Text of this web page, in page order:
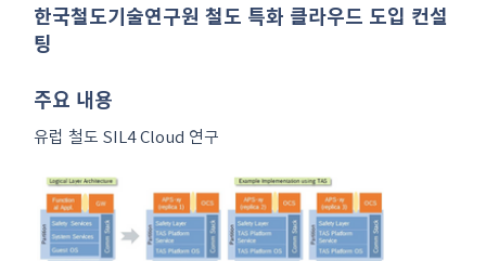
한국철도기술연구원 철도 특화 클라우드 도입 컨설
팅
주요 내용
유럽 철도 SIL4 Cloud 연구